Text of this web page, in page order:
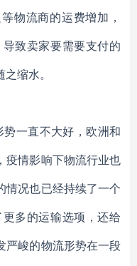
物流商的运费增加，
致卖家要需要支付的
缩水。
一直不大好，欧洲和
疫情影响下物流行业也
情况也已经持续了一个
多的运输选项，还给
严峻的物流形势在一段